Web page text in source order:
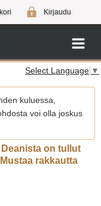
Kirjaudu
Select Language ▼
kuluessa,
voi olla joskus
on tullut
rakkautta